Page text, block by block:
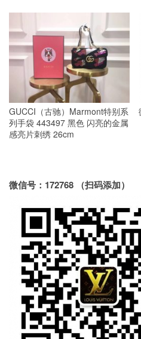
GUCCI（古驰）Marmont特别系
列手袋 443497 黑色 闪亮的金属
感亮片刺绣 26cm
微信号：172768 （扫码添加）